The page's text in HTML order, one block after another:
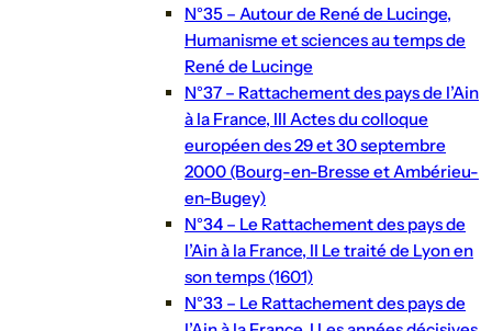
N°35 – Autour de René de Lucinge,
Humanisme et sciences au temps de
René de Lucinge
N°37 – Rattachement des pays de l’Ain
à la France, III Actes du colloque
européen des 29 et 30 septembre
2000 (Bourg-en-Bresse et Ambérieu-
en-Bugey)
N°34 – Le Rattachement des pays de
l’Ain à la France, II Le traité de Lyon en
son temps (1601)
N°33 – Le Rattachement des pays de